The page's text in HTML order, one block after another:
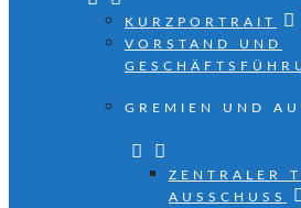
KURZPORTRAIT
VORSTAND UND
GREMIEN UND
ZENTRALER
AUSSCHUSS